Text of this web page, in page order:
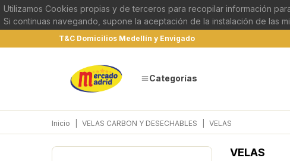
Utilizamos Cookies propias y de terceros para recopilar información
Si continuas navegando, supone la aceptación de la instalación de las
T&C Domicilios Medellín y Envigado
Categorías
Inicio VELAS CARBON Y DESECHABLES VELAS
VELAS